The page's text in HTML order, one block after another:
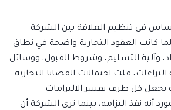
في تنظيم العلاقة بين الشركة
كانت العقود التجارية واضحة في نطاق
وآلية التسليم، وشروط القبول، ووسائل
قلت احتمالات القضايا التجارية.
يجعل كل طرف يفسر الالتزامات
أنه نفذ التزامه، بينما ترى الشركة أن